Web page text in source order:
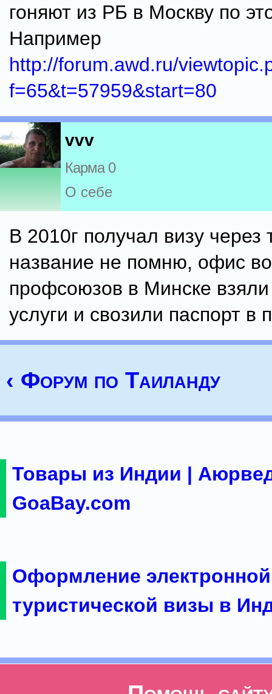
гоняют из РБ в Москву по
Например
http://forum.awd.ru/
f=65&t=57959&start=80
vvv
Карма 0
О себе
В 2010г получал визу
название не помню, офис
профсоюзов в Минске
услуги и свозили паспорт в
‹ Форум по Таиланду
Товары из Индии |
GoaBay.com
Оформление электронной
туристической визы в